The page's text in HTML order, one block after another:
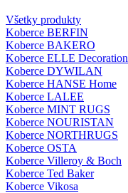
Všetky produkty
Koberce BERFIN
Koberce BAKERO
Koberce ELLE Decoration
Koberce DYWILAN
Koberce HANSE Home
Koberce LALEE
Koberce MINT RUGS
Koberce NOURISTAN
Koberce NORTHRUGS
Koberce OSTA
Koberce Villeroy & Boch
Koberce Ted Baker
Koberce Vikosa